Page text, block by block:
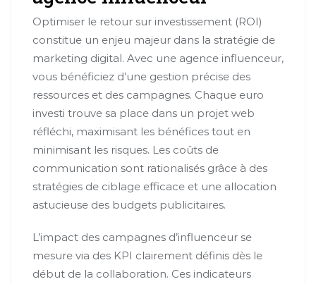
Optimiser le retour sur investissement (ROI)
constitue un enjeu majeur dans la stratégie de
marketing digital. Avec une agence influenceur,
vous bénéficiez d’une gestion précise des
ressources et des campagnes. Chaque euro
investi trouve sa place dans un projet web
réfléchi, maximisant les bénéfices tout en
minimisant les risques. Les coûts de
communication sont rationalisés grâce à des
stratégies de ciblage efficace et une allocation
astucieuse des budgets publicitaires.
L’impact des campagnes d’influenceur se
mesure via des KPI clairement définis dès le
début de la collaboration. Ces indicateurs